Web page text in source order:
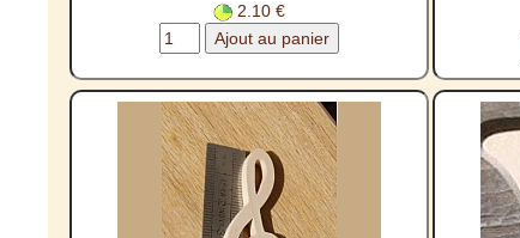
2.10 €